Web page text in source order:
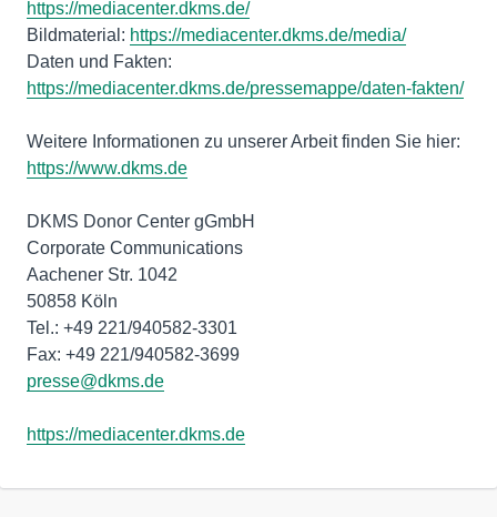
https://mediacenter.dkms.de/
Bildmaterial: https://mediacenter.dkms.de/media/
Daten und Fakten:
https://mediacenter.dkms.de/pressemappe/daten-fakten/
Weitere Informationen zu unserer Arbeit finden Sie hier:
https://www.dkms.de
DKMS Donor Center gGmbH
Corporate Communications
Aachener Str. 1042
50858 Köln
Tel.: +49 221/940582-3301
presse@dkms.de
https://mediacenter.dkms.de